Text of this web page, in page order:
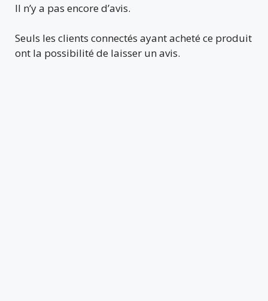
Il n’y a pas encore d’avis.
Seuls les clients connectés ayant acheté ce produit
ont la possibilité de laisser un avis.